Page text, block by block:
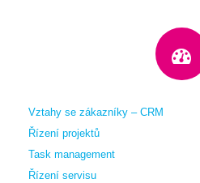
Vztahy se zákazníky – CRM
Řízení projektů
Task management
Řízení servisu